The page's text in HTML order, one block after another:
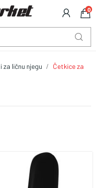
0
za ličnu njegu
Četkice za